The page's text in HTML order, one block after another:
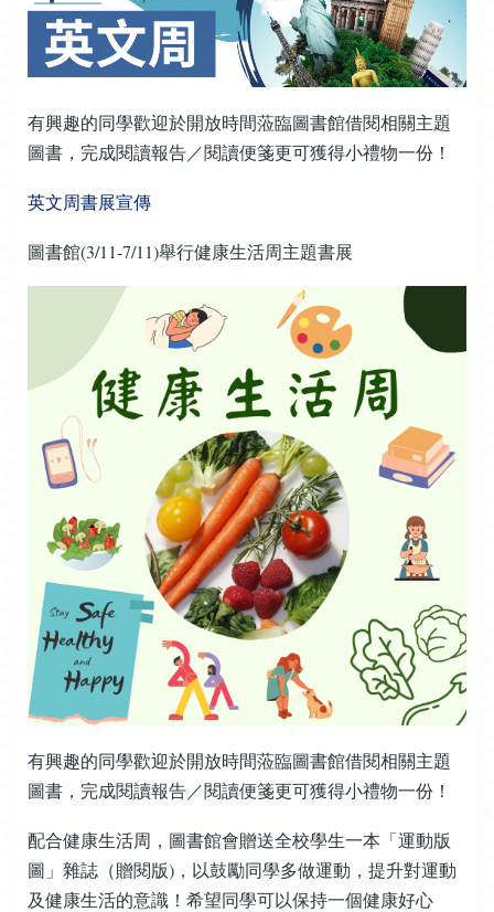
有興趣的同學歡迎於開放時間蒞臨圖書館借閱相關主題
圖書，完成閱讀報告／閱讀便箋更可獲得小禮物一份！
英文周書展宣傳
圖書館(3/11-7/11)舉行健康生活周主題書展
有興趣的同學歡迎於開放時間蒞臨圖書館借閱相關主題
圖書，完成閱讀報告／閱讀便箋更可獲得小禮物一份！
配合健康生活周，圖書館會贈送全校學生一本「運動版
圖」雜誌（贈閱版)，以鼓勵同學多做運動，提升對運動
及健康生活的意識！希望同學可以保持一個健康好心